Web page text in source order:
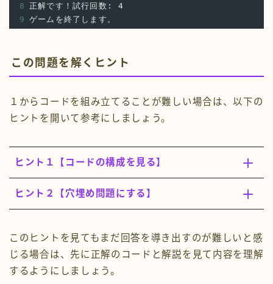
8 正解です！試行回数: 4
9 ゲームを終了します。
この問題を解くヒント
１からコードを組み立てることが難しい場合は、以下の
ヒントを開いて参考にしましょう。
ヒント１【コードの構成を見る】
ヒント２【穴埋め問題にする】
このヒントを見てもまだ回答を導き出すのが難しいと感
じる場合は、先に正解のコードと解説を見て内容を理解
するようにしましょう。